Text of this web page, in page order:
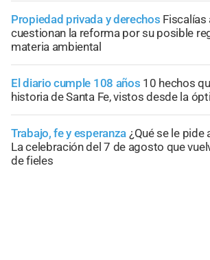
Propiedad privada y derechos Fiscalías
cuestionan la reforma por su posible
materia ambiental
El diario cumple 108 años 10 hechos
historia de Santa Fe, vistos desde la
Trabajo, fe y esperanza ¿Qué se le pide
La celebración del 7 de agosto que
de fieles